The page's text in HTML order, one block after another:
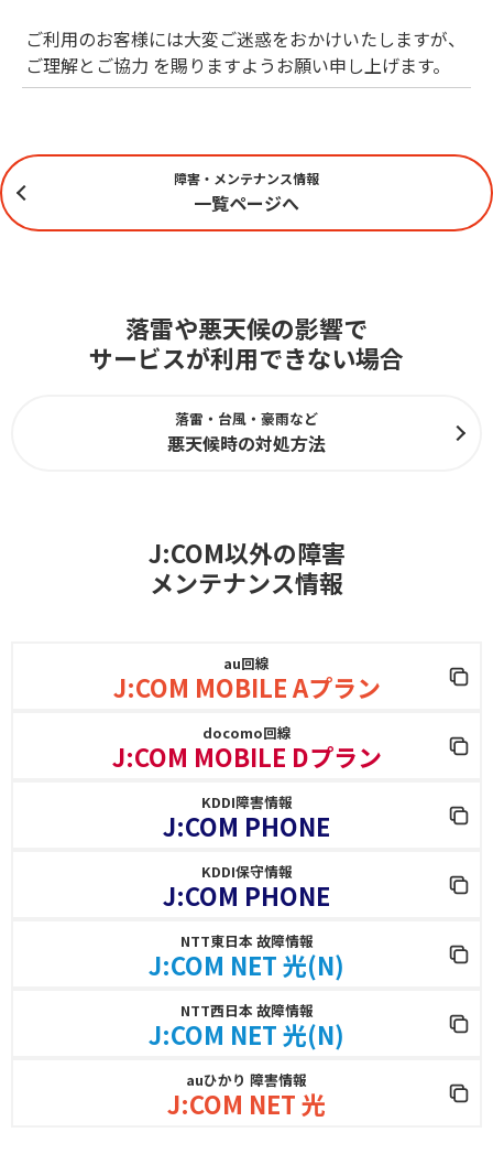
ご利用のお客様には大変ご迷惑をおかけいたしますが、
ご理解とご協力 を賜りますようお願い申し上げます。
障害・メンテナンス情報
一覧ページへ
落雷や悪天候の影響で
サービスが利用できない場合
落雷・台風・豪雨など
悪天候時の対処方法
J:COM以外の障害
メンテナンス情報
au回線
J:COM MOBILE Aプラン
docomo回線
J:COM MOBILE Dプラン
KDDI障害情報
J:COM PHONE
KDDI保守情報
J:COM PHONE
NTT東日本 故障情報
J:COM NET 光(N)
NTT西日本 故障情報
J:COM NET 光(N)
auひかり 障害情報
J:COM NET 光